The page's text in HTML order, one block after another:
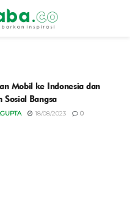
Mobil ke Indonesia dan
Sosial Bangsa
18/08/2023 0